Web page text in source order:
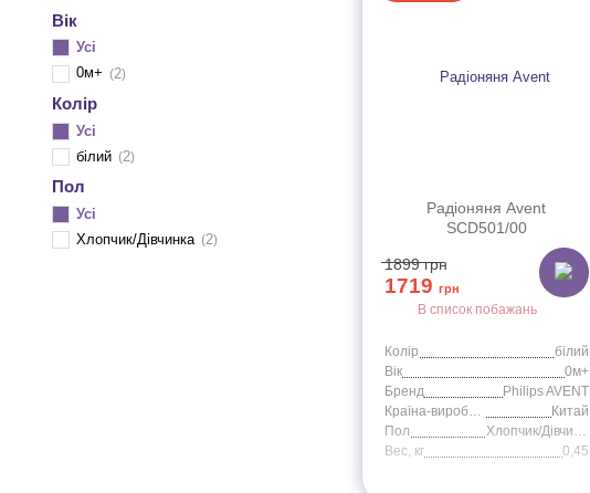
Вік
Усі
0м+
2
Колір
Усі
білий
2
Пол
Усі
Хлопчик/Дівчинка
2
Радіоняня Avent
SCD501/00
1899грн
1719 грн
В список побажань
Колір
білий
Вік
0м+
Бренд
Philips AVENT
Китай
Пол
Вес, кг
0,45